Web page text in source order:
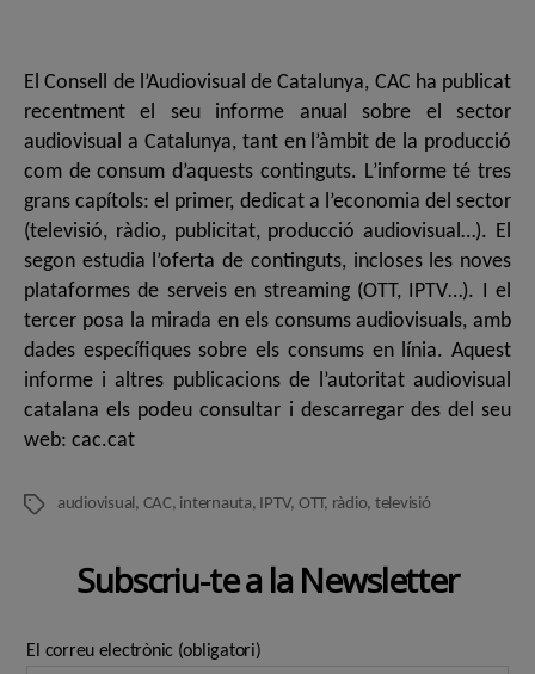
El Consell de l’Audiovisual de Catalunya, CAC ha publicat
recentment el seu informe anual sobre el sector
audiovisual a Catalunya, tant en l’àmbit de la producció
com de consum d’aquests continguts. L’informe té tres
grans capítols: el primer, dedicat a l’economia del sector
(televisió, ràdio, publicitat, producció audiovisual…). El
segon estudia l’oferta de continguts, incloses les noves
plataformes de serveis en streaming (OTT, IPTV…). I el
tercer posa la mirada en els consums audiovisuals, amb
dades específiques sobre els consums en línia. Aquest
informe i altres publicacions de l’autoritat audiovisual
catalana els podeu consultar i descarregar des del seu
web: cac.cat
Etiquetesaudiovisual, CAC, internauta, IPTV, OTT, ràdio, televisió
Subscriu-te a la Newsletter
El correu electrònic (obligatori)